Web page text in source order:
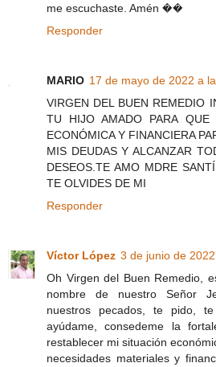
me escuchaste. Amén ��
Responder
MARIO 17 de mayo de 2022 a
VIRGEN DEL BUEN REMEDIO
TU HIJO AMADO PARA QUE
ECONÓMICA Y FINANCIERA
MIS DEUDAS Y ALCANZAR
DESEOS.TE AMO MDRE
TE OLVIDES DE MI
Responder
Víctor López 3 de junio de
Oh Virgen del Buen Remedio,
nombre de nuestro Señor
nuestros pecados, te pido,
ayúdame, consedeme la
restablecer mi situación
necesidades materiales y